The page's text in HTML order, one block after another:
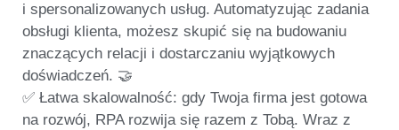
i spersonalizowanych usług. Automatyzując zadania
obsługi klienta, możesz skupić się na budowaniu
znaczących relacji i dostarczaniu wyjątkowych
doświadczeń. 🤝
✅ Łatwa skalowalność: gdy Twoja firma jest gotowa
na rozwój, RPA rozwija się razem z Tobą. Wraz z